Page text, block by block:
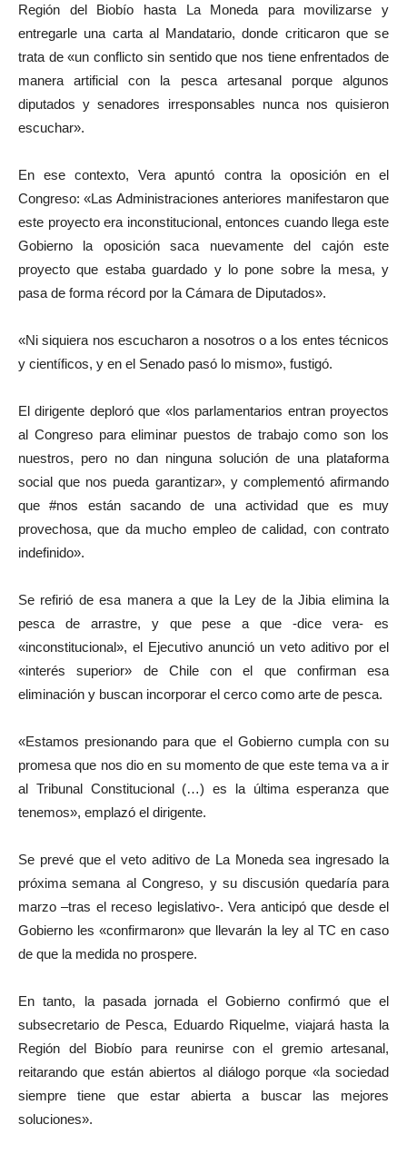
Región del Biobío hasta La Moneda para movilizarse y
entregarle una carta al Mandatario, donde criticaron que se
trata de «un conflicto sin sentido que nos tiene enfrentados de
manera artificial con la pesca artesanal porque algunos
diputados y senadores irresponsables nunca nos quisieron
escuchar».
En ese contexto, Vera apuntó contra la oposición en el
Congreso: «Las Administraciones anteriores manifestaron que
este proyecto era inconstitucional, entonces cuando llega este
Gobierno la oposición saca nuevamente del cajón este
proyecto que estaba guardado y lo pone sobre la mesa, y
pasa de forma récord por la Cámara de Diputados».
«Ni siquiera nos escucharon a nosotros o a los entes técnicos
y científicos, y en el Senado pasó lo mismo», fustigó.
El dirigente deploró que «los parlamentarios entran proyectos
al Congreso para eliminar puestos de trabajo como son los
nuestros, pero no dan ninguna solución de una plataforma
social que nos pueda garantizar», y complementó afirmando
que #nos están sacando de una actividad que es muy
provechosa, que da mucho empleo de calidad, con contrato
indefinido».
Se refirió de esa manera a que la Ley de la Jibia elimina la
pesca de arrastre, y que pese a que -dice vera- es
«inconstitucional», el Ejecutivo anunció un veto aditivo por el
«interés superior» de Chile con el que confirman esa
eliminación y buscan incorporar el cerco como arte de pesca.
«Estamos presionando para que el Gobierno cumpla con su
promesa que nos dio en su momento de que este tema va a ir
al Tribunal Constitucional (…) es la última esperanza que
tenemos», emplazó el dirigente.
Se prevé que el veto aditivo de La Moneda sea ingresado la
próxima semana al Congreso, y su discusión quedaría para
marzo –tras el receso legislativo-. Vera anticipó que desde el
Gobierno les «confirmaron» que llevarán la ley al TC en caso
de que la medida no prospere.
En tanto, la pasada jornada el Gobierno confirmó que el
subsecretario de Pesca, Eduardo Riquelme, viajará hasta la
Región del Biobío para reunirse con el gremio artesanal,
reitarando que están abiertos al diálogo porque «la sociedad
siempre tiene que estar abierta a buscar las mejores
soluciones».